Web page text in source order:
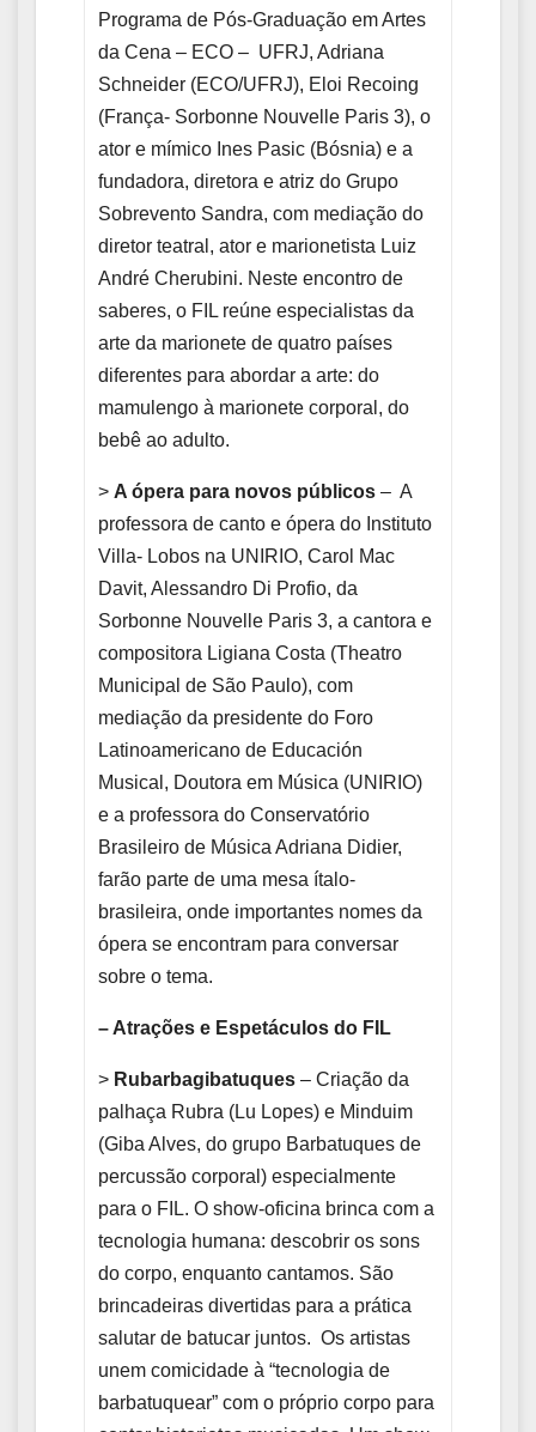
Programa de Pós-Graduação em Artes
da Cena – ECO – UFRJ, Adriana
Schneider (ECO/UFRJ), Eloi Recoing
(França- Sorbonne Nouvelle Paris 3), o
ator e mímico Ines Pasic (Bósnia) e a
fundadora, diretora e atriz do Grupo
Sobrevento Sandra, com mediação do
diretor teatral, ator e marionetista Luiz
André Cherubini. Neste encontro de
saberes, o FIL reúne especialistas da
arte da marionete de quatro países
diferentes para abordar a arte: do
mamulengo à marionete corporal, do
bebê ao adulto.
> A ópera para novos públicos – A
professora de canto e ópera do Instituto
Villa- Lobos na UNIRIO, Carol Mac
Davit, Alessandro Di Profio, da
Sorbonne Nouvelle Paris 3, a cantora e
compositora Ligiana Costa (Theatro
Municipal de São Paulo), com
mediação da presidente do Foro
Latinoamericano de Educación
Musical, Doutora em Música (UNIRIO)
e a professora do Conservatório
Brasileiro de Música Adriana Didier,
farão parte de uma mesa ítalo-
brasileira, onde importantes nomes da
ópera se encontram para conversar
sobre o tema.
– Atrações e Espetáculos do FIL
> Rubarbagibatuques– Criação da
palhaça Rubra (Lu Lopes) e Minduim
(Giba Alves, do grupo Barbatuques de
percussão corporal) especialmente
para o FIL. O show-oficina brinca com a
tecnologia humana: descobrir os sons
do corpo, enquanto cantamos. São
brincadeiras divertidas para a prática
salutar de batucar juntos. Os artistas
unem comicidade à “tecnologia de
barbatuquear” com o próprio corpo para